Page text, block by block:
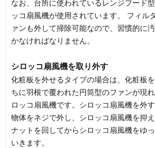
なお、台所に使われているレンジフード
ッコ扇風機が使用されています。 フィル
ァンも外して掃除可能なので、習慣的に
かなければなりません。
シロッコ扇風機を取り外す
化粧板を外せるタイプの場合は、化粧板
ちに羽根で覆われた円筒型のファンが現
ロッコ扇風機です。シロッコ扇風機を外
物体をネジで外し、シロッコ扇風機を抑
ナットを回してからシロッコ扇風機をゆ
いきます。